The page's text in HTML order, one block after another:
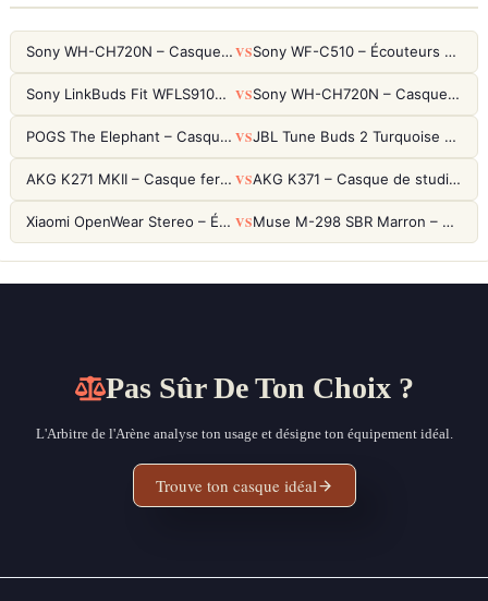
Sony WH-CH720N – Casque ANC 35h, Ultra-léger (192g) avec Processeur V1 VS Sony WF-C510 – Écouteurs True Wireless compacts, autonomie 22h et multipoint
Sony LinkBuds Fit WFLS910NW Blanc – Écouteurs Sport Ailes ANC VS Sony WH-CH720N – Casque ANC 35h, Ultra-léger (192g) avec Processeur V1
POGS The Elephant – Casque Filaire Enfants 85dB POGS-Safe™ (Éco-Responsable) VS JBL Tune Buds 2 Turquoise – Écouteurs True Wireless avec ANC et autonomie 48h
AKG K271 MKII – Casque fermé studio fiable pour une écoute neutre VS AKG K371 – Casque de studio fermé 50mm titane, réponse 5Hz-50kHz
Xiaomi OpenWear Stereo – Écouteurs Open-Ear Hi-Res avec réduction de fuite sonore VS Muse M-298 SBR Marron – Casque Bluetooth ANC avec 66h d'autonomie
Pas Sûr De Ton Choix ?
L'Arbitre de l'Arène analyse ton usage et désigne ton équipement idéal.
Trouve ton casque idéal